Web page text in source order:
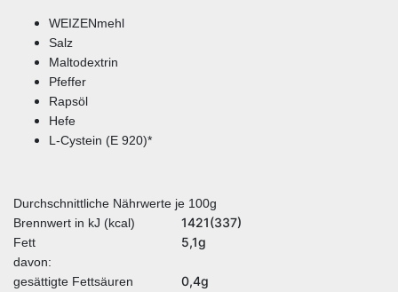
WEIZENmehl
Salz
Maltodextrin
Pfeffer
Rapsöl
Hefe
L-Cystein (E 920)*
Durchschnittliche Nährwerte je 100g
Brennwert in kJ (kcal)
1421(337)
Fett 5,1g
davon:
gesättigte Fettsäuren
0,4g